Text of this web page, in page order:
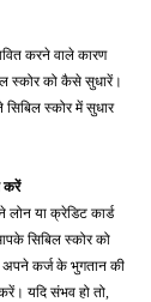
करने वाले कारण
स्कोर को कैसे सुधारें।
स्कोर में सुधार
करें
या क्रेडिट कार्ड
सिबिल स्कोर को
अपने कर्ज के भुगतान की
यदि संभव हो तो,